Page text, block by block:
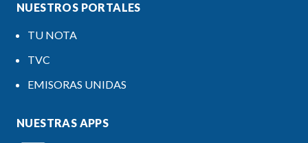
NUESTROS PORTALES
TU NOTA
TVC
EMISORAS UNIDAS
NUESTRAS APPS